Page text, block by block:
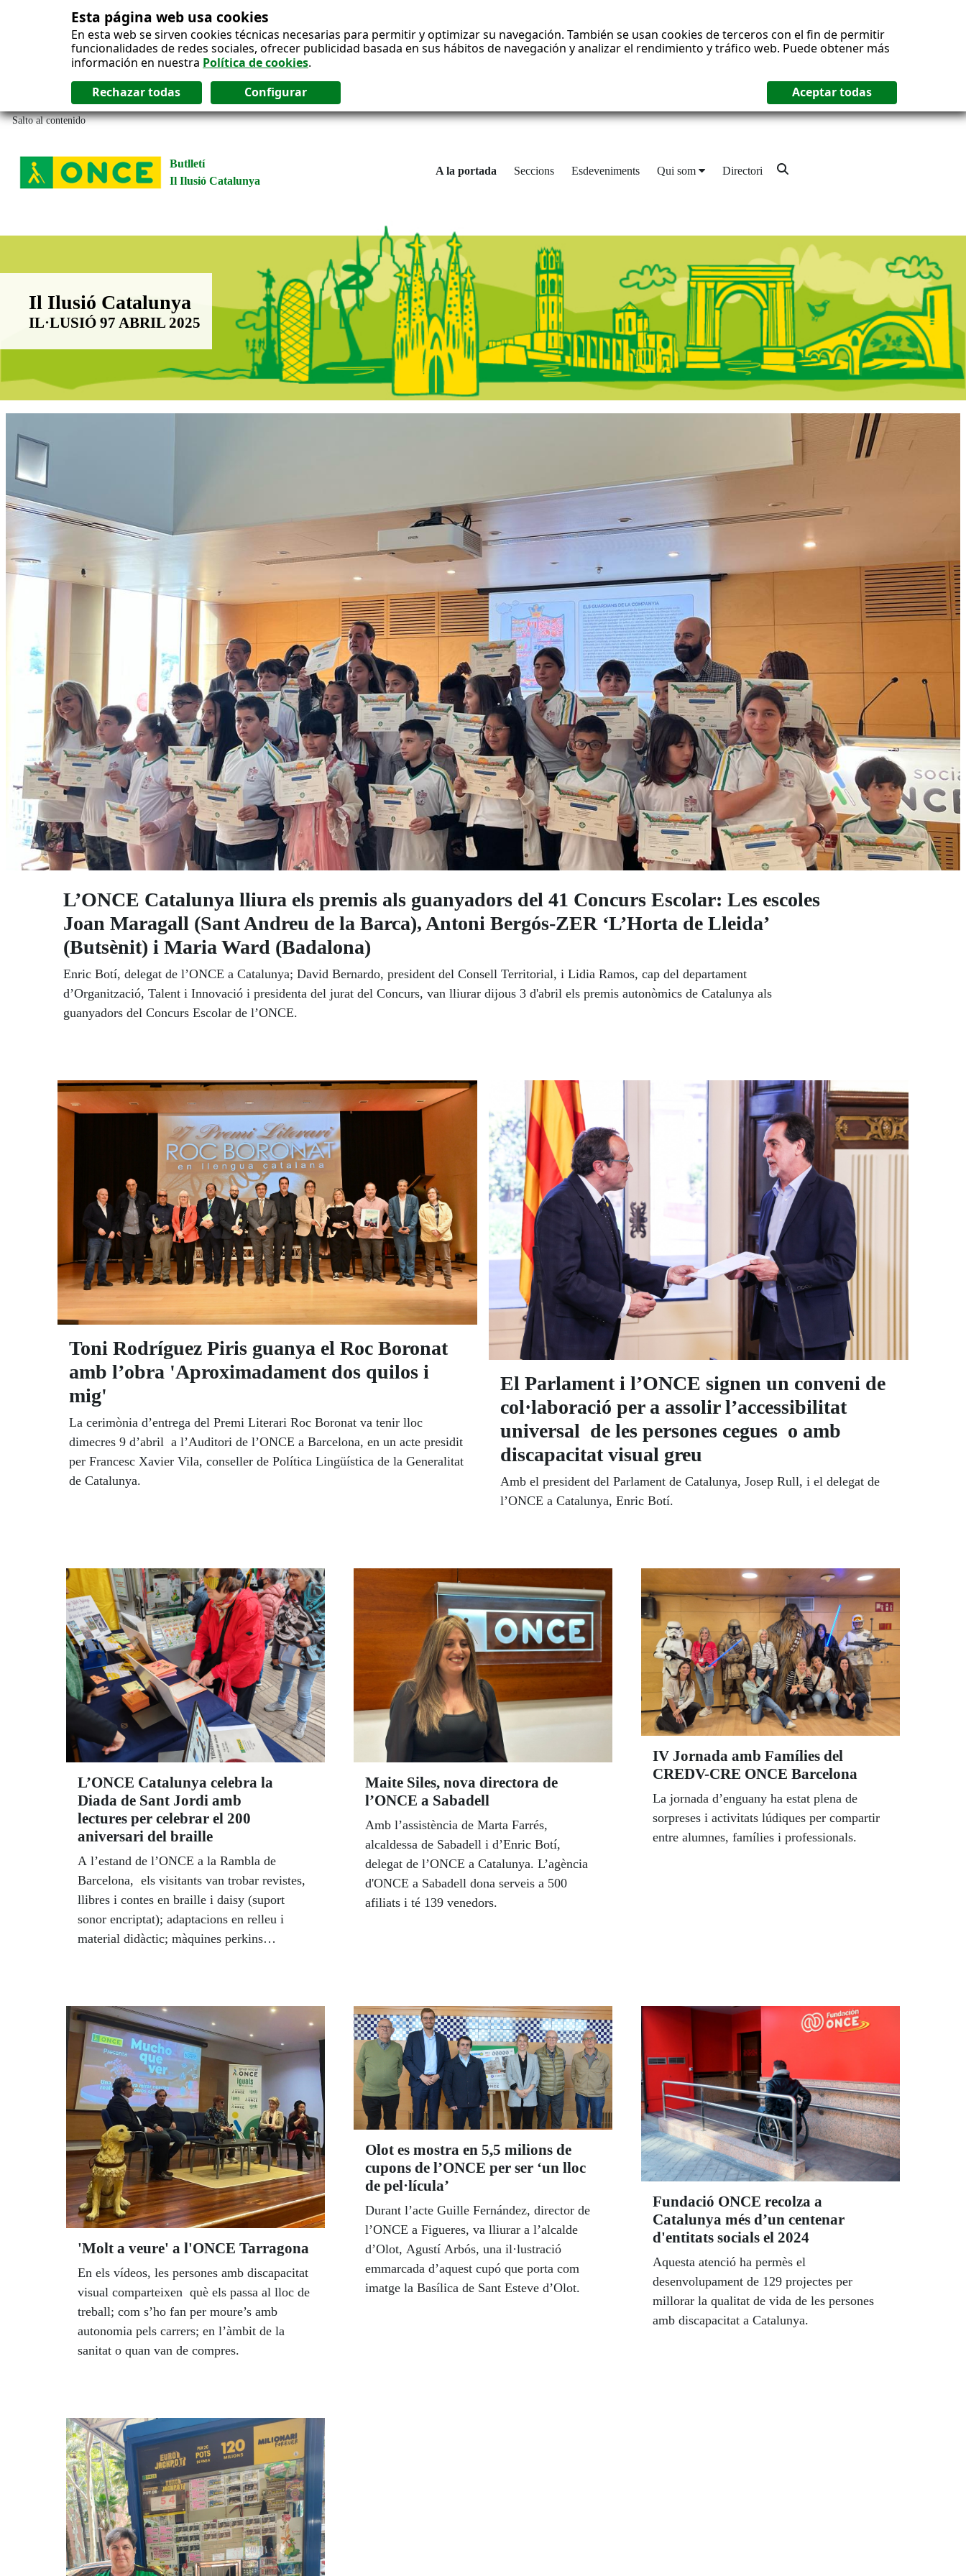
Esta página web usa cookies
En esta web se sirven cookies técnicas necesarias para permitir y optimizar su navegación. También se usan cookies de terceros con el fin de permitir
funcionalidades de redes sociales, ofrecer publicidad basada en sus hábitos de navegación y analizar el rendimiento y tráfico web. Puede obtener más
información en nuestra Política de cookies.
Salto al contenido
Butlletí
Il Ilusió Catalunya
A la portada Seccions Esdeveniments Qui som Directori
Boletín Il·lusió Catalunya
Il Ilusió Catalunya
IL·LUSIÓ 97 ABRIL 2025
Boletín Il·lusió Catalunya - A la portada
L’ONCE Catalunya lliura els premis als guanyadors del 41 Concurs Escolar: Les escoles
Joan Maragall (Sant Andreu de la Barca), Antoni Bergós-ZER ‘L’Horta de Lleida’
(Butsènit) i Maria Ward (Badalona)
Enric Botí, delegat de l’ONCE a Catalunya; David Bernardo, president del Consell Territorial, i Lidia Ramos, cap del departament
d’Organització, Talent i Innovació i presidenta del jurat del Concurs, van lliurar dijous 3 d'abril els premis autonòmics de Catalunya als
guanyadors del Concurs Escolar de l’ONCE.
Toni Rodríguez Piris guanya el Roc Boronat
amb l’obra 'Aproximadament dos quilos i
mig'
La cerimònia d’entrega del Premi Literari Roc Boronat va tenir lloc
dimecres 9 d’abril a l’Auditori de l’ONCE a Barcelona, en un acte presidit
per Francesc Xavier Vila, conseller de Política Lingüística de la Generalitat
de Catalunya.
El Parlament i l’ONCE signen un conveni de
col·laboració per a assolir l’accessibilitat
universal de les persones cegues o amb
discapacitat visual greu
Amb el president del Parlament de Catalunya, Josep Rull, i el delegat de
l’ONCE a Catalunya, Enric Botí.
L’ONCE Catalunya celebra la
Diada de Sant Jordi amb
lectures per celebrar el 200
aniversari del braille
A l’estand de l’ONCE a la Rambla de
Barcelona, els visitants van trobar revistes,
llibres i contes en braille i daisy (suport
sonor encriptat); adaptacions en relleu i
material didàctic; màquines perkins
Maite Siles, nova directora de
l’ONCE a Sabadell
Amb l’assistència de Marta Farrés,
alcaldessa de Sabadell i d’Enric Botí,
delegat de l’ONCE a Catalunya. L’agència
d'ONCE a Sabadell dona serveis a 500
afiliats i té 139 venedors.
IV Jornada amb Famílies del
CREDV-CRE ONCE Barcelona
La jornada d’enguany ha estat plena de
sorpreses i activitats lúdiques per compartir
entre alumnes, famílies i professionals.
'Molt a veure' a l'ONCE Tarragona
En els vídeos, les persones amb discapacitat
visual comparteixen què els passa al lloc de
treball; com s’ho fan per moure’s amb
autonomia pels carrers; en l’àmbit de la
sanitat o quan van de compres.
Olot es mostra en 5,5 milions de
cupons de l’ONCE per ser ‘un lloc
de pel·lícula’
Durant l’acte Guille Fernández, director de
l’ONCE a Figueres, va lliurar a l’alcalde
d’Olot, Agustí Arbós, una il·lustració
emmarcada d’aquest cupó que porta com
imatge la Basílica de Sant Esteve d’Olot.
Fundació ONCE recolza a
Catalunya més d’un centenar
d'entitats socials el 2024
Aquesta atenció ha permès el
desenvolupament de 129 projectes per
millorar la qualitat de vida de les persones
amb discapacitat a Catalunya.